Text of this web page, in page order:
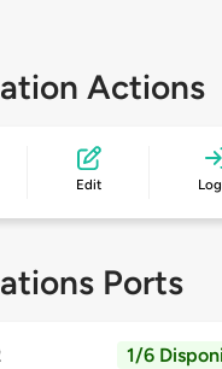
Actions
Edit
Ports
1/6